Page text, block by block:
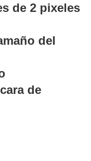
de 2 pixeles
del
de